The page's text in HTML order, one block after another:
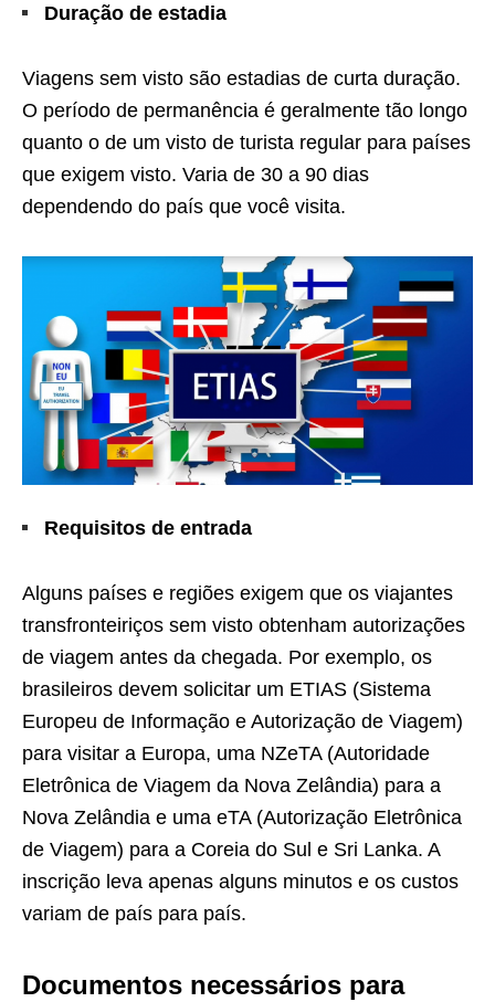
Duração de estadia
Viagens sem visto são estadias de curta duração.
O período de permanência é geralmente tão longo
quanto o de um visto de turista regular para países
que exigem visto. Varia de 30 a 90 dias
dependendo do país que você visita.
Requisitos de entrada
Alguns países e regiões exigem que os viajantes
transfronteiriços sem visto obtenham autorizações
de viagem antes da chegada. Por exemplo, os
brasileiros devem solicitar um ETIAS (Sistema
Europeu de Informação e Autorização de Viagem)
para visitar a Europa, uma NZeTA (Autoridade
Eletrônica de Viagem da Nova Zelândia) para a
Nova Zelândia e uma eTA (Autorização Eletrônica
de Viagem) para a Coreia do Sul e Sri Lanka. A
inscrição leva apenas alguns minutos e os custos
variam de país para país.
Documentos necessários para